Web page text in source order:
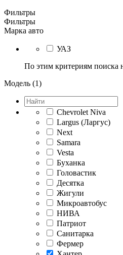
Фильтры
Фильтры
Марка авто
УАЗ
По этим критериям поиска
Модель (1)
Chevrolet Niva
Largus (Ларгус)
Next
Samara
Vesta
Буханка
Головастик
Десятка
Жигули
Микроавтобус
НИВА
Патриот
Санитарка
Фермер